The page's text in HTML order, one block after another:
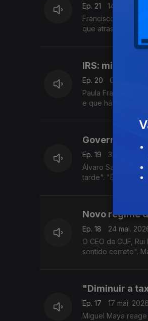
Ep. 21
14 jun. 2026
Francisco
que atrasos no
IRS: milhares
Ep. 20
07 jun. 2026
Paula Franco,
e que há milhares
Governador
Ep. 19
31 mai. 2026
Álvaro Santos
tarde". "É
Novo regime
Ep. 18
24 mai.
O CEO da CUF,
sentido correto".
"Diminuir a
Ep. 17
17 mai. 2026
Miguel Maya